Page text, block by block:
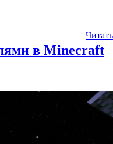
Читать
в Minecraft